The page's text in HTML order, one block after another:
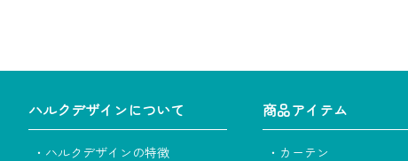
ハルクデザインについて
・ハルクデザインの特徴
商品アイテム
・カーテン